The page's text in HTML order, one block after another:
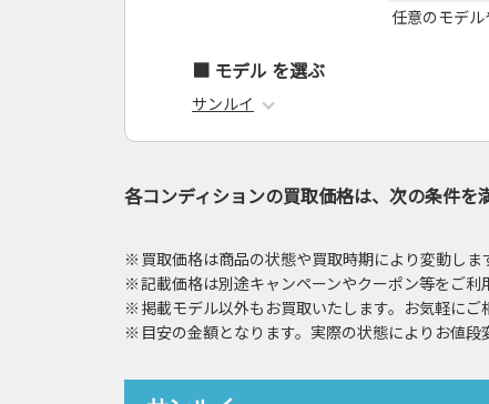
任意のモデル
■ モデル を選ぶ
サンルイ
各コンディションの買取価格は、次の条件を
買取価格は商品の状態や買取時期により変動し
記載価格は別途キャンペーンやクーポン等をご利
掲載モデル以外もお買取いたします。お気軽にご
目安の金額となります。実際の状態によりお値段